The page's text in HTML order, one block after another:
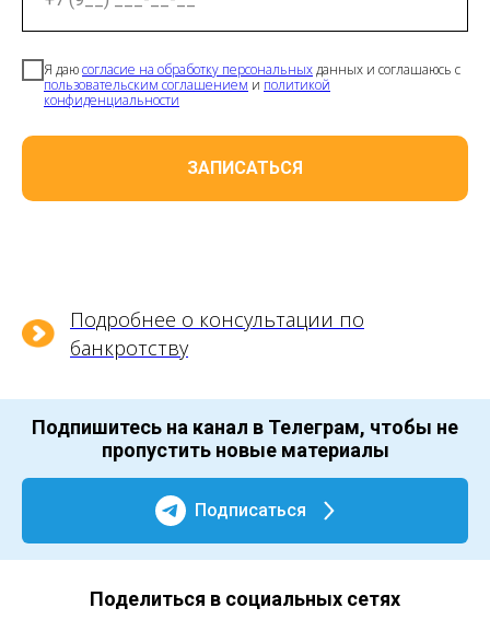
Я даюсогласие на обработку персональныхданных и соглашаюсь с
пользовательским соглашением и политикой
конфиденциальности
ЗАПИСАТЬСЯ
Подробнее о консультации по
банкротству
Подпишитесь на канал в Телеграм, чтобы не
пропустить новые материалы
Подписаться
Поделиться в социальных сетях